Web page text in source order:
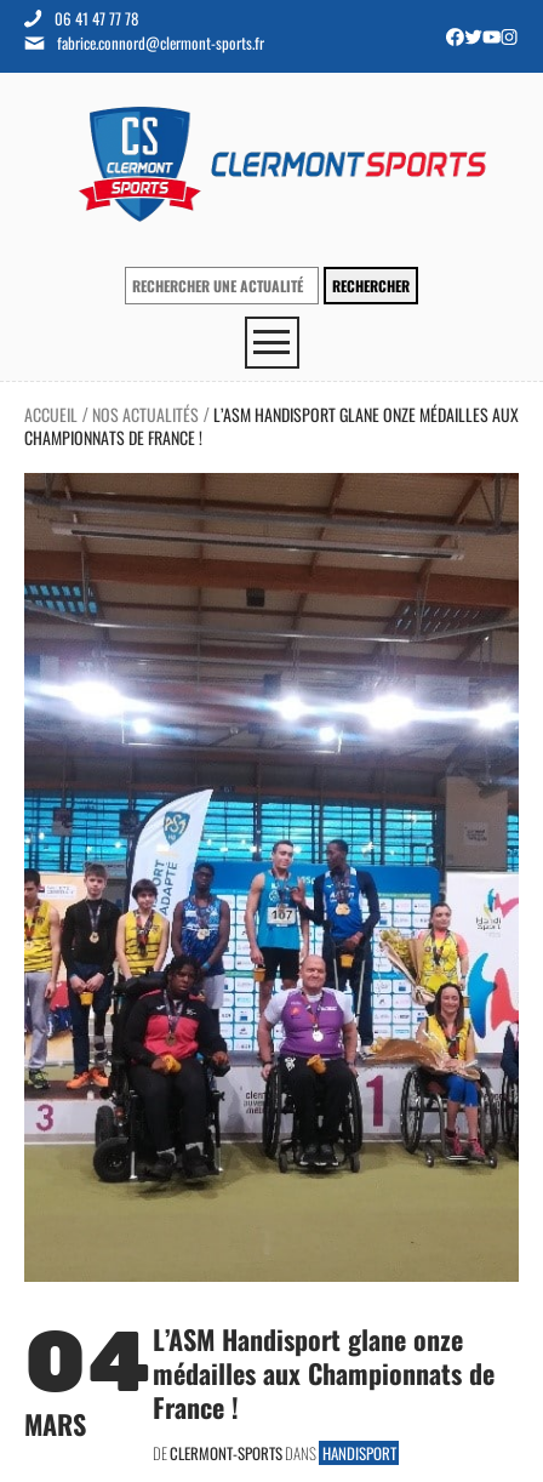
06 41 47 77 78
fabrice.connord@clermont-sports.fr
ACCUEIL / NOS ACTUALITÉS /L’ASM HANDISPORT GLANE ONZE MÉDAILLES AUX
CHAMPIONNATS DE FRANCE !
04
MARS
L’ASM Handisport glane onze
médailles aux Championnats de
France !
DECLERMONT-SPORTSDANS HANDISPORT